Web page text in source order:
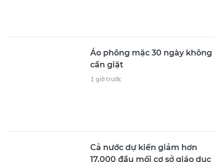
Đội hình khối nữ du kích miền Nam
TRẦN BÌNH - ĐỖ TRUNG